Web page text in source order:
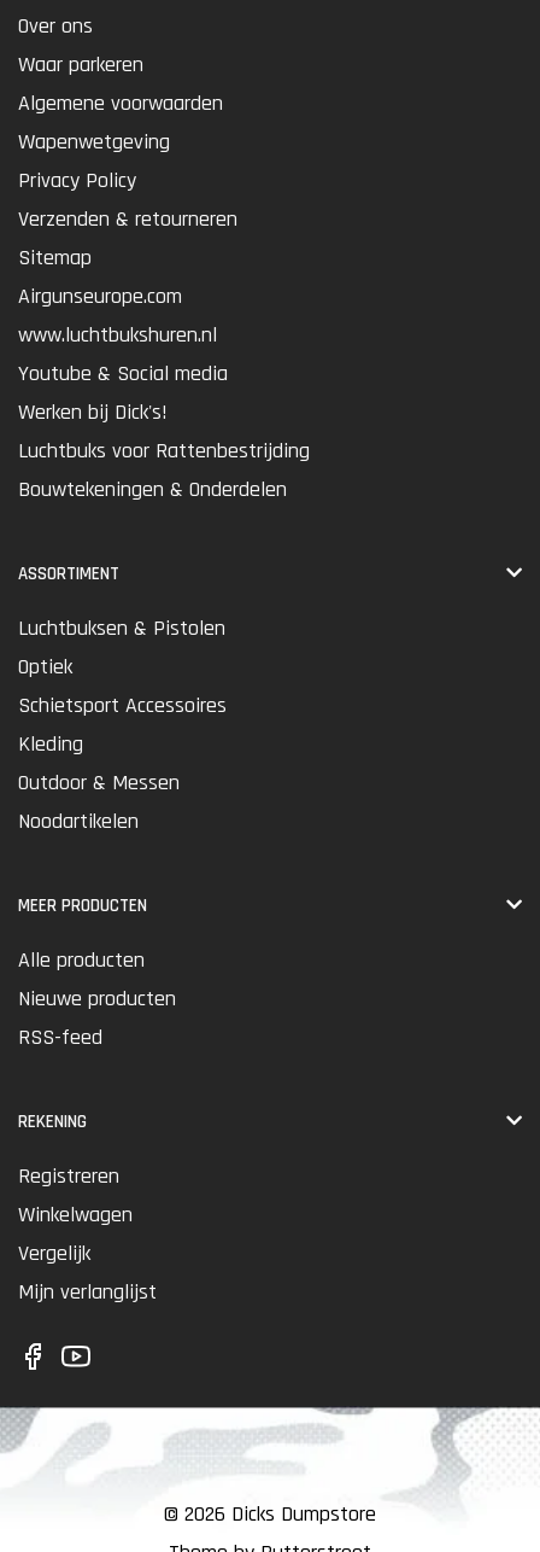
Over ons
Waar parkeren
Algemene voorwaarden
Wapenwetgeving
Privacy Policy
Verzenden & retourneren
Sitemap
Airgunseurope.com
www.luchtbukshuren.nl
Youtube & Social media
Werken bij Dick's!
Luchtbuks voor Rattenbestrijding
Bouwtekeningen & Onderdelen
ASSORTIMENT
Luchtbuksen & Pistolen
Optiek
Schietsport Accessoires
Kleding
Outdoor & Messen
Noodartikelen
MEER PRODUCTEN
Alle producten
Nieuwe producten
RSS-feed
REKENING
Registreren
Winkelwagen
Vergelijk
Mijn verlanglijst
© 2026 Dicks Dumpstore